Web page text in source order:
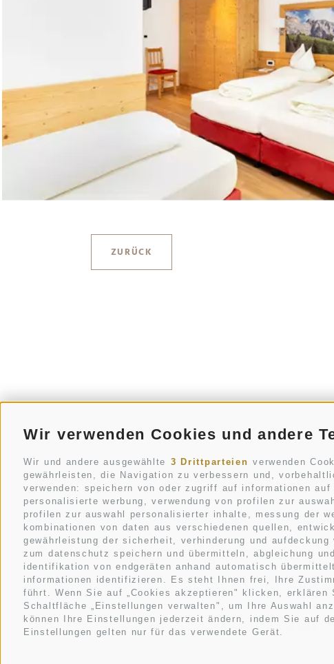
Wir verwenden Cookies und andere
Wir und andere ausgewählte 3 Drittparteien verwenden
gewährleisten, die Navigation zu verbessern und,
verwenden: speichern von oder zugriff auf informationen
personalisierte werbung, verwendung von profilen zur
profilen zur auswahl personalisierter inhalte, messung der
kombinationen von daten aus verschiedenen quellen,
gewährleistung der sicherheit, verhinderung und
zum datenschutz speichern und übermitteln, abgleichung
identifikation von endgeräten anhand automatisch
informationen identifizieren. Es steht Ihnen frei, Ihre
führt. Wenn Sie auf „Cookies akzeptieren" klicken,
Schaltfläche „Einstellungen verwalten", um Ihre Auswahl
können Ihre Einstellungen jederzeit ändern, indem Sie auf
Einstellungen gelten nur für das verwendete Gerät.
ZURÜCK
Hotel Mezdi: Ein Urlaubs-Zuhause in den
Ein
ZIMMER